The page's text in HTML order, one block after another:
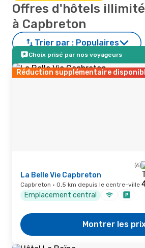
Offres d'hôtels
à Capbreton
Trier par : Populaires
Choix prisé par nos voyageurs
Réduction supplémentaire
(6)
La Belle Vie Capbreton
Capbreton · 0,5 km depuis le centre-ville
Emplacement central
Montrer les